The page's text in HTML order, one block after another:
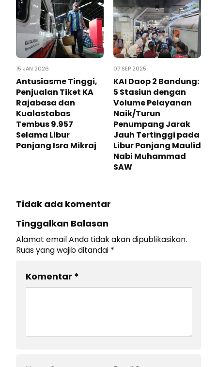
15 JAN 2026
Antusiasme Tinggi,
Penjualan Tiket KA
Rajabasa dan
Kualastabas
Tembus 9.957
Selama Libur
Panjang Isra Mikraj
07 SEP 2025
KAI Daop 2 Bandung:
5 Stasiun dengan
Volume Pelayanan
Naik/Turun
Penumpang Jarak
Jauh Tertinggi pada
Libur Panjang Maulid
Nabi Muhammad
SAW
Tidak ada komentar
Tinggalkan Balasan
Alamat email Anda tidak akan dipublikasikan.
Ruas yang wajib ditandai *
Komentar *